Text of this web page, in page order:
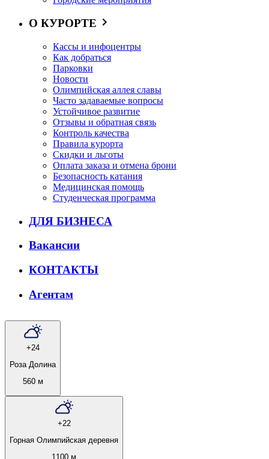
О КУРОРТЕ
Кассы и инфоцентры
Как добраться
Парковки
Новости
Олимпийская аллея славы
Часто задаваемые вопросы
Устойчивое развитие
Отзывы и обратная связь
Контроль качества
Правила курорта
Скидки и льготы
Оплата заказа и отмена брони
Безопасность катания
Медицинская помощь
Студенческая программа
ДЛЯ БИЗНЕСА
Вакансии
КОНТАКТЫ
Агентам
+24
Роза Долина
560 м
+22
Горная Олимпийская деревня
1100 м